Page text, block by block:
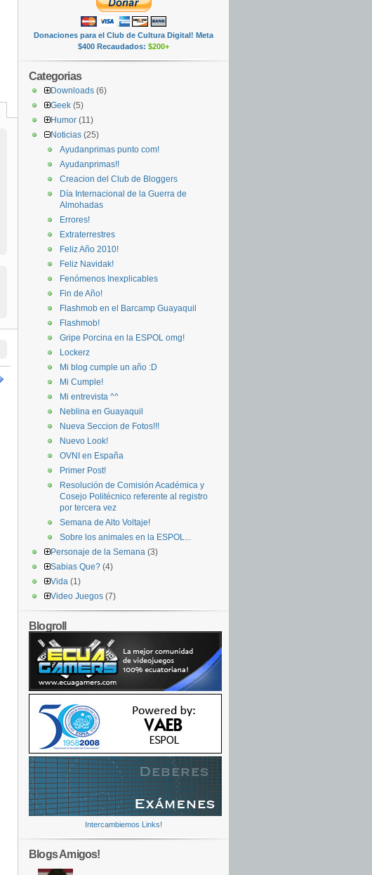
Donaciones para el Club de Cultura Digital! Meta
$400 Recaudados: $200+
Categorias
Downloads (6)
Geek (5)
Humor (11)
Noticias (25)
Ayudanprimas punto com!
Ayudanprimas!!
Creacion del Club de Bloggers
Día Internacional de la Guerra de
Almohadas
Errores!
Extraterrestres
Feliz Año 2010!
Feliz Navidak!
Fenómenos Inexplicables
Fin de Año!
Flashmob en el Barcamp Guayaquil
Flashmob!
Gripe Porcina en la ESPOL omg!
Lockerz
Mi blog cumple un año :D
Mi Cumple!
Mi entrevista ^^
Neblina en Guayaquil
Nueva Seccion de Fotos!!!
Nuevo Look!
OVNI en España
Primer Post!
Resolución de Comisión Académica y
Cosejo Politécnico referente al registro
por tercera vez
Semana de Alto Voltaje!
Sobre los animales en la ESPOL...
Personaje de la Semana (3)
Sabias Que? (4)
Vida (1)
Video Juegos (7)
Blogroll
Intercambiemos Links!
Blogs Amigos!